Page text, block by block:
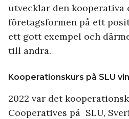
utvecklar den kooperativa
företagsformen på ett
ett gott exempel och
till andra.
Kooperationskurs på SLU
2022 var det
Cooperatives på SLU,